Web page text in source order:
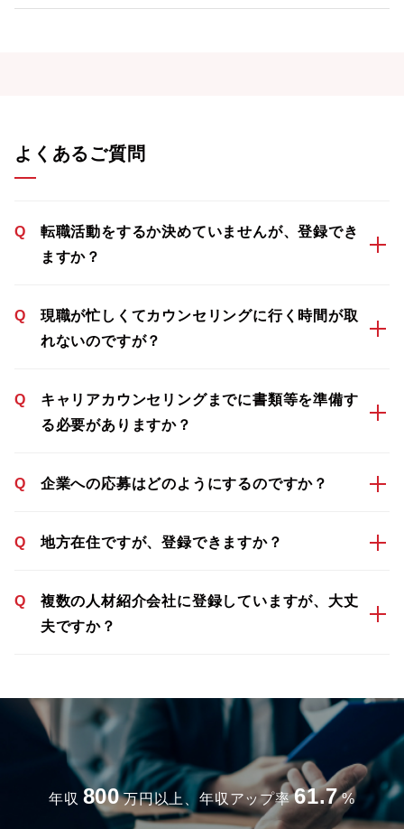
よくあるご質問
Q
転職活動をするか決めていませんが、登録でき
ますか？
Q
現職が忙しくてカウンセリングに行く時間が取
れないのですが？
Q
キャリアカウンセリングまでに書類等を準備す
る必要がありますか？
Q 企業への応募はどのようにするのですか？
Q 地方在住ですが、登録できますか？
Q
複数の人材紹介会社に登録していますが、大丈
夫ですか？
年収 800 万円以上、年収アップ率 61.7 %